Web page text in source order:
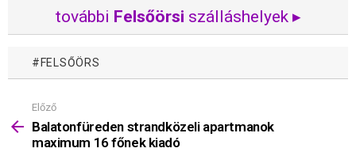
további Felsőörsi szálláshelyek ▸
FELSŐÖRS
Mutass
többet
Előző
Balatonfüreden strandközeli apartmanok
maximum 16 főnek kiadó